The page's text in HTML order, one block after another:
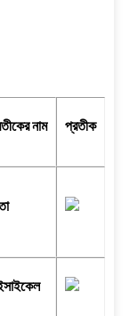
নাম প্রতীক